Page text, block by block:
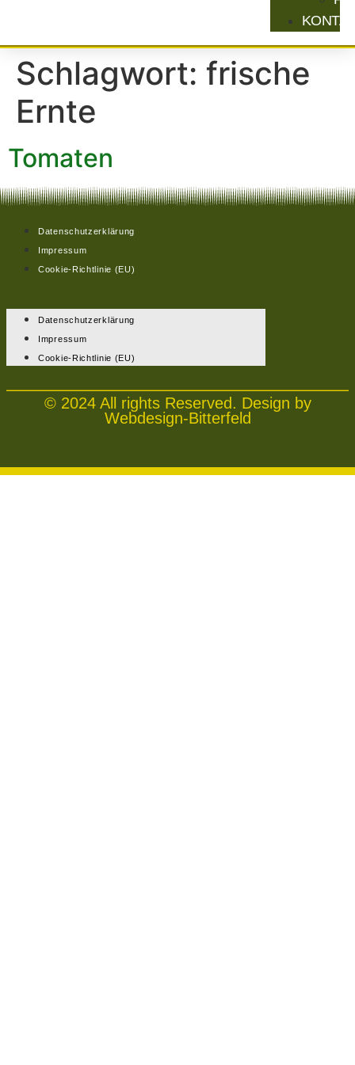
Schlagwort: frische
Ernte
Tomaten
Datenschutzerklärung
Impressum
Cookie-Richtlinie (EU)
Datenschutzerklärung
Impressum
Cookie-Richtlinie (EU)
© 2024 All rights Reserved. Design by
Webdesign-Bitterfeld